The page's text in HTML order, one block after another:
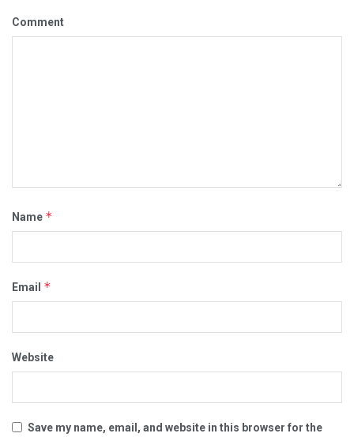
Comment
Name *
Email *
Website
Save my name, email, and website in this browser for the